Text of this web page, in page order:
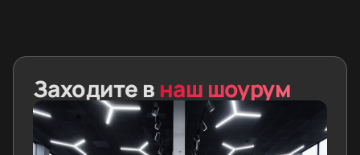
Заходите в наш шоурум